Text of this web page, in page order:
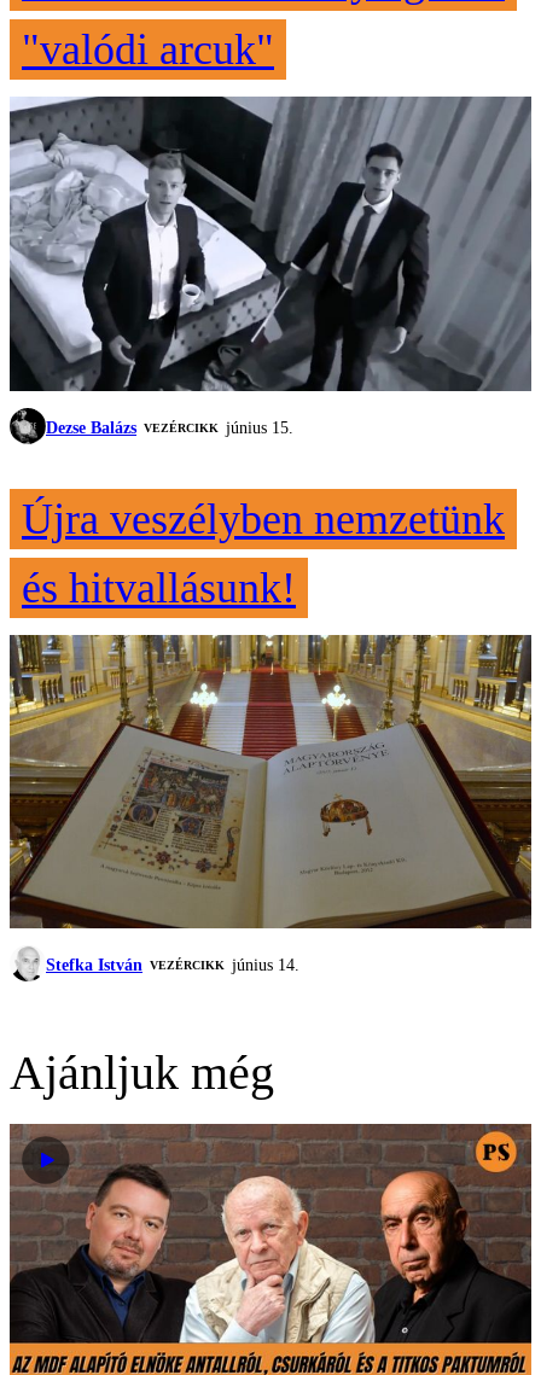
"valódi arcuk"
Dezse Balázs VEZÉRCIKK június 15.
Újra veszélyben nemzetünk
és hitvallásunk!
Stefka István VEZÉRCIKK június 14.
Ajánljuk még